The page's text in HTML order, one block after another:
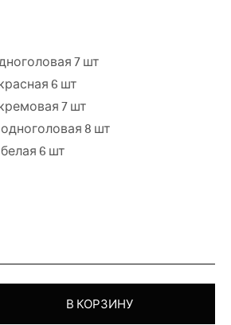
7 шт
6 шт
7 шт
8 шт
6 шт
В КОРЗИНУ